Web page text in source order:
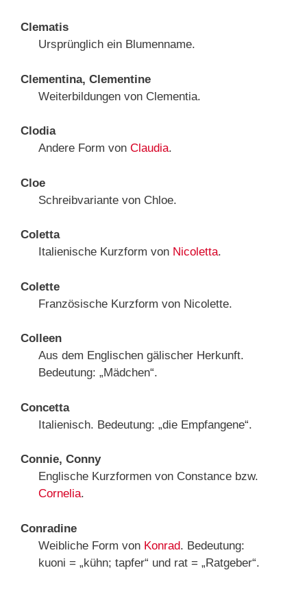
Clematis
Ursprünglich ein Blumenname.
Clementina, Clementine
Weiterbildungen von Clementia.
Clodia
Andere Form von Claudia.
Cloe
Schreibvariante von Chloe.
Coletta
Italienische Kurzform von Nicoletta.
Colette
Französische Kurzform von Nicolette.
Colleen
Aus dem Englischen gälischer Herkunft.
Bedeutung: „Mädchen“.
Concetta
Italienisch. Bedeutung: „die Empfangene“.
Connie, Conny
Englische Kurzformen von Constance bzw.
Cornelia.
Conradine
Weibliche Form von Konrad. Bedeutung:
kuoni = „kühn; tapfer“ und rat = „Ratgeber“.